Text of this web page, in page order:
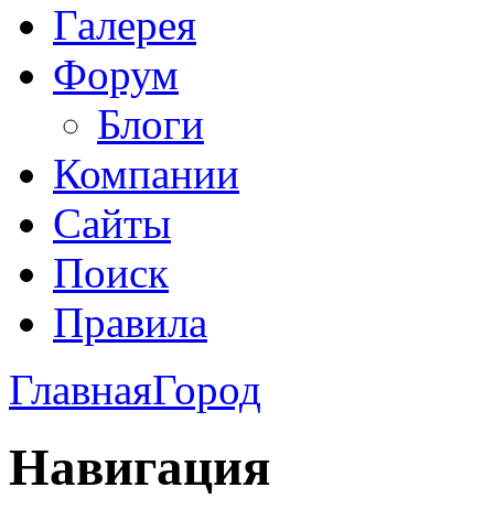
Галерея
Форум
Блоги
Компании
Сайты
Поиск
Правила
ГлавнаяГород
Навигация